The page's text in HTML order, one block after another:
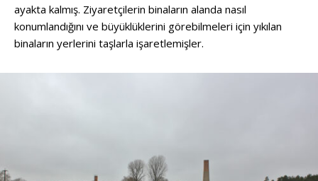
ayakta kalmış. Ziyaretçilerin binaların alanda nasıl
konumlandığını ve büyüklüklerini görebilmeleri için yıkılan
binaların yerlerini taşlarla işaretlemişler.